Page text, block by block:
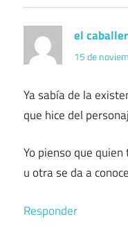
el
15 de
Ya sabía de la
que hice del
Yo pienso que
u otra se da a
Responder